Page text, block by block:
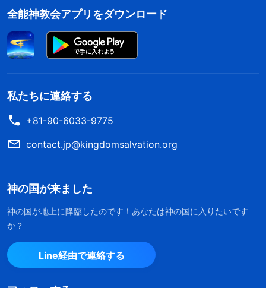
全能神教会アプリをダウンロード
私たちに連絡する
+81-90-6033-9775
contact.jp@kingdomsalvation.org
神の国が来ました
神の国が地上に降臨したのです！あなたは神の国に入りたいです
か？
Line経由で連絡する